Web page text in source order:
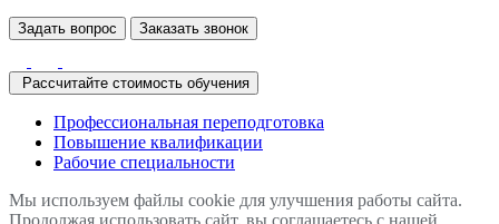
Задать вопрос Заказать звонок
Рассчитайте стоимость обучения
Профессиональная переподготовка
Повышение квалификации
Рабочие специальности
Мы используем файлы cookie для улучшения работы сайта.
Продолжая использовать сайт, вы соглашаетесь с нашей